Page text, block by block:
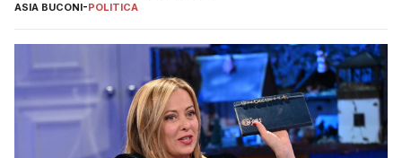
ASIA BUCONI-POLITICA